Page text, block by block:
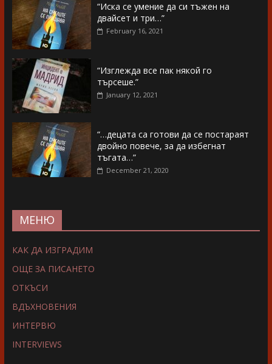
“Иска се умение да си тъжен на
двайсет и три…”
February 16, 2021
“Изглежда все пак някой го
търсеше.”
January 12, 2021
“…децата са готови да се постараят
двойно повече, за да избегнат
тъгата…”
December 21, 2020
МЕНЮ
КАК ДА ИЗГРАДИМ
ОЩЕ ЗА ПИСАНЕТО
ОТКЪСИ
ВДЪХНОВЕНИЯ
ИНТЕРВЮ
INTERVIEWS